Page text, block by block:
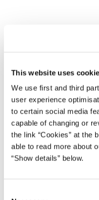
This website uses
We use first and third
user experience
to certain social media
capable of changing or
the link “Cookies” at the
able to read more about
“Show details” below.
Søren Brostrøm, direktør